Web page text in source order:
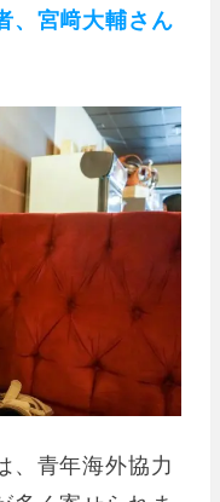
、宮﨑大輔さん
、青年海外協力